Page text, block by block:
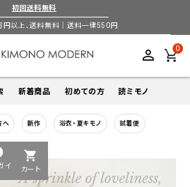
初回送料無料
円以上、送料無料｜送料一律550円
perm_identity 0
search
新着商品 初めての方 読ミモノ
へ 新作 浴衣・夏キモノ 試着便
イ
shopping_cart
カート search